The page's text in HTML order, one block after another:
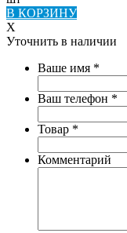
В КОРЗИНУ
X
Уточнить в наличии
Ваше имя *
Ваш телефон *
Товар *
Комментарий